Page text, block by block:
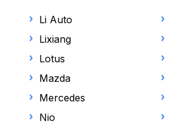
Li Auto
Lixiang
Lotus
Mazda
Mercedes
Nio